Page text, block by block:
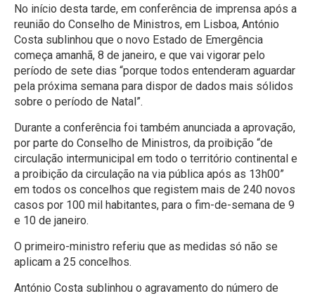
No início desta tarde, em conferência de imprensa após a
reunião do Conselho de Ministros, em Lisboa, António
Costa sublinhou que o novo Estado de Emergência
começa amanhã, 8 de janeiro, e que vai vigorar pelo
período de sete dias “porque todos entenderam aguardar
pela próxima semana para dispor de dados mais sólidos
sobre o período de Natal”.
Durante a conferência foi também anunciada a aprovação,
por parte do Conselho de Ministros, da proibição “de
circulação intermunicipal em todo o território continental e
a proibição da circulação na via pública após as 13h00”
em todos os concelhos que registem mais de 240 novos
casos por 100 mil habitantes, para o fim-de-semana de 9
e 10 de janeiro.
O primeiro-ministro referiu que as medidas só não se
aplicam a 25 concelhos.
António Costa sublinhou o agravamento do número de